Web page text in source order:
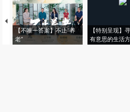
【不唯一答案】不止“养
老”
【特别呈现】
有意思的生活